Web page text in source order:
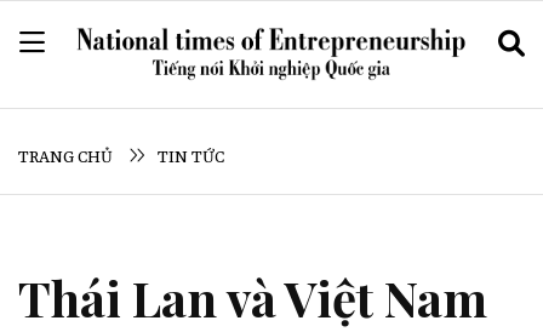
TRANG CHỦ TIN TỨC
Thái Lan và Việt Nam